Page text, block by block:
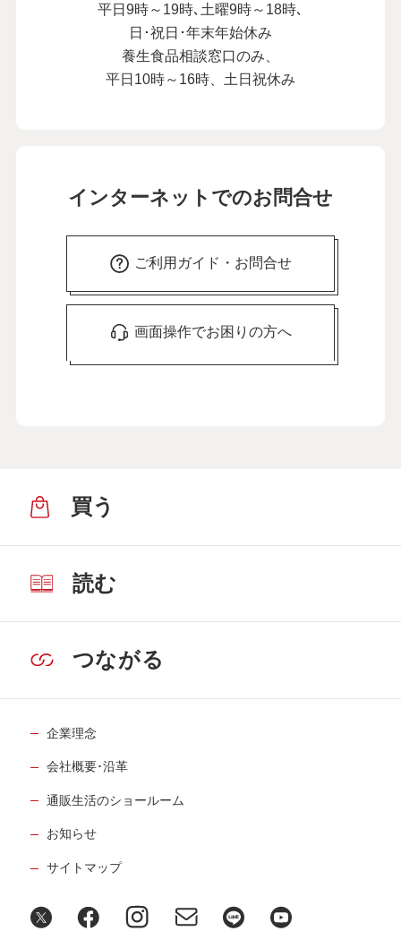
平日9時～19時､土曜9時～18時､
日･祝日･年末年始休み
養生食品相談窓口のみ、
平日10時～16時、土日祝休み
インターネットでのお問合せ
ご利用ガイド・お問合せ
画面操作でお困りの方へ
買う
読む
つながる
企業理念
会社概要･沿革
通販生活のショールーム
お知らせ
サイトマップ